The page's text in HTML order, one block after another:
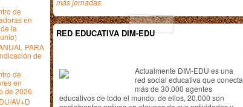
de
en
la
PARA
de
de
en
de 2026
AV+D
más jornadas
RED EDUCATIVA DIM-EDU
Actualmente DIM-EDU es una
red social educativa que conecta
más de 30.000 agentes
educativos de todo el mundo; de ellos, 20.000 son